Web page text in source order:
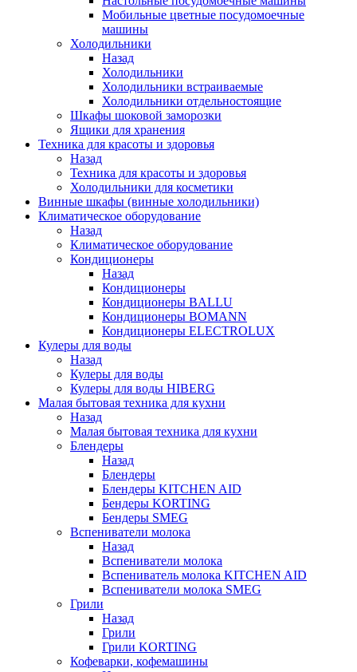
Мобильные цветные посудомоечные
машины
Холодильники
Назад
Холодильники
Холодильники встраиваемые
Холодильники отдельностоящие
Шкафы шоковой заморозки
Ящики для хранения
Техника для красоты и здоровья
Назад
Техника для красоты и здоровья
Холодильники для косметики
Винные шкафы (винные холодильники)
Климатическое оборудование
Назад
Климатическое оборудование
Кондиционеры
Назад
Кондиционеры
Кондиционеры BALLU
Кондиционеры BOMANN
Кондиционеры ELECTROLUX
Кулеры для воды
Назад
Кулеры для воды
Кулеры для воды HIBERG
Малая бытовая техника для кухни
Назад
Малая бытовая техника для кухни
Блендеры
Назад
Блендеры
Блендеры KITCHEN AID
Бендеры KORTING
Бендеры SMEG
Вспениватели молока
Назад
Вспениватели молока
Вспениватель молока KITCHEN AID
Вспениватели молока SMEG
Грили
Назад
Грили
Грили KORTING
Кофеварки, кофемашины